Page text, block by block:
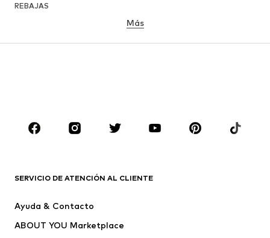
REBAJAS
MARCAS
PUMA
ADIDAS SPORTSWEAR
BARROW
Más
SERVICIO DE ATENCIÓN AL CLIENTE
Ayuda & Contacto
ABOUT YOU Marketplace